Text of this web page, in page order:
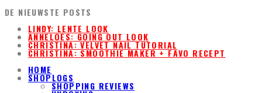
DE NIEUWSTE POSTS
LINDY: LENTE LOOK
ANNELOES: GOING OUT LOOK
CHRISTINA: VELVET NAIL TUTORIAL
CHRISTINA: SMOOTHIE MAKER + FAVO RECEPT
HOME
SHOPLOGS
SHOPPING REVIEWS